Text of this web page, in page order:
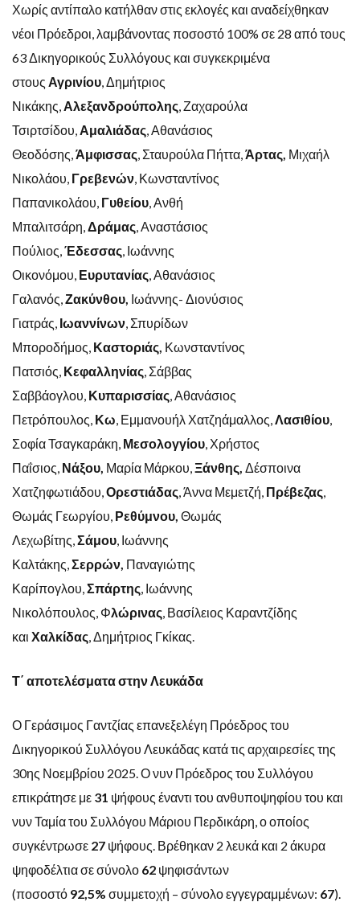
Χωρίς αντίπαλο κατήλθαν στις εκλογές και αναδείχθηκαν
νέοι Πρόεδροι, λαμβάνοντας ποσοστό 100% σε 28 από τους
63 Δικηγορικούς Συλλόγους και συγκεκριμένα
στους Αγρινίου , Δημήτριος
Νικάκης, Αλεξανδρούπολης , Ζαχαρούλα
Τσιρτσίδου, Αμαλιάδας , Αθανάσιος
Θεοδόσης, Άμφισσας , Σταυρούλα Πήττα, Άρτας, Μιχαήλ
Νικολάου, Γρεβενών , Κωνσταντίνος
Παπανικολάου, Γυθείου , Ανθή
Μπαλιτσάρη, Δράμας , Αναστάσιος
Πούλιος, Έδεσσας , Ιωάννης
Οικονόμου, Ευρυτανίας , Αθανάσιος
Γαλανός, Ζακύνθου, Ιωάννης- Διονύσιος
Γιατράς, Ιωαννίνων , Σπυρίδων
Μποροδήμος, Καστοριάς, Κωνσταντίνος
Πατσιός, Κεφαλληνίας , Σάββας
Σαββάογλου, Κυπαρισσίας , Αθανάσιος
Πετρόπουλος, Κω , Εμμανουήλ Χατζηάμαλλος, Λασιθίου
Σοφία Τσαγκαράκη, Μεσολογγίου , Χρήστος
Παΐσιος, Νάξου, Μαρία Μάρκου, Ξάνθης, Δέσποινα
Χατζηφωτιάδου, Ορεστιάδας , Άννα Μεμετζή, Πρέβεζας
Θωμάς Γεωργίου, Ρεθύμνου, Θωμάς
Λεχωβίτης, Σάμου , Ιωάννης
Καλτάκης, Σερρών, Παναγιώτης
Καρίπογλου, Σπάρτης , Ιωάννης
Νικολόπουλος, Φλώρινας , Βασίλειος Καραντζίδης
και Χαλκίδας , Δημήτριος Γκίκας.
Τ΄ αποτελέσματα στην Λευκάδα
Ο Γεράσιμος Γαντζίας επανεξελέγη Πρόεδρος του
Δικηγορικού Συλλόγου Λευκάδας κατά τις αρχαιρεσίες της
30ης Νοεμβρίου 2025. Ο νυν Πρόεδρος του Συλλόγου
επικράτησε με 31 ψήφους έναντι του ανθυποψηφίου του και
νυν Ταμία του Συλλόγου Μάριου Περδικάρη, ο οποίος
συγκέντρωσε 27 ψήφους. Βρέθηκαν 2 λευκά και 2 άκυρα
ψηφοδέλτια σε σύνολο 62 ψηφισάντων
(ποσοστό 92,5% συμμετοχή – σύνολο εγγεγραμμένων: 67).